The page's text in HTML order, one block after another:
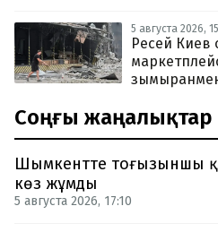
5 августа 2026,
Ресей Киев
Соңғы жаңалықтар
Шымкентте тоғызыншы
көз жұмды
5 августа 2026, 17:10